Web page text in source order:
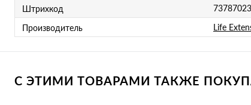
Штрихкод
Производитель
Life
С ЭТИМИ ТОВАРАМИ ТАКЖЕ